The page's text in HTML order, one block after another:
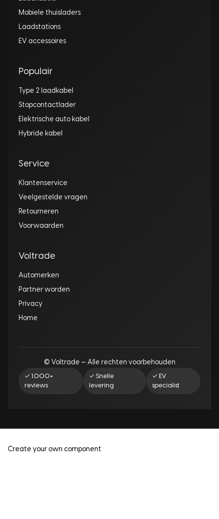
Mobiele thuisladers
Laadstations
EV accessoires
Populair
Type 2 laadkabel
Stopcontactlader
Elektrische auto kabel
Hybride kabel
Service
Klantenservice
Veelgestelde vragen
Retourneren
Voorwaarden
Voltrade
Automerken
Partner worden
Privacy
Home
© Voltrade — Alle rechten voorbehouden
✓ 1.000+
reviews
✓ Snelle
levering
✓ EV
specialist
Create your own component